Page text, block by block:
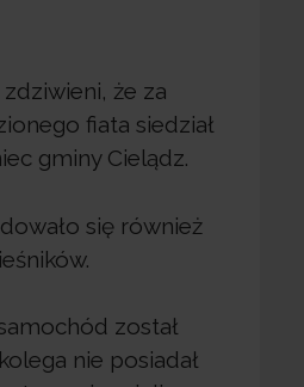
że za
fiata siedział
gminy Cielądz.
się również
został
nie posiadał